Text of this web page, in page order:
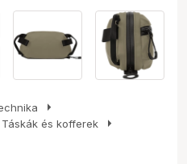
arrow_right
Táskák és kofferek arrow_right